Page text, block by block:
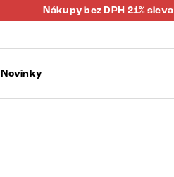
Nákupy bez DPH 21% sleva
Novinky